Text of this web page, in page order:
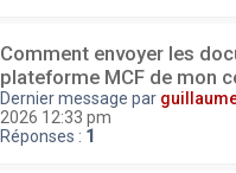
Comment envoyer les
plateforme MCF de mon
Dernier message par
2026 12:33 pm
Réponses : 1